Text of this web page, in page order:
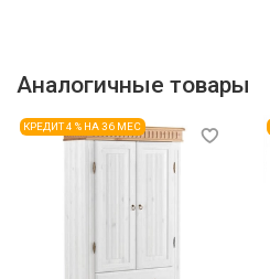
Аналогичные товары
КРЕДИТ 4 % НА 36 МЕС